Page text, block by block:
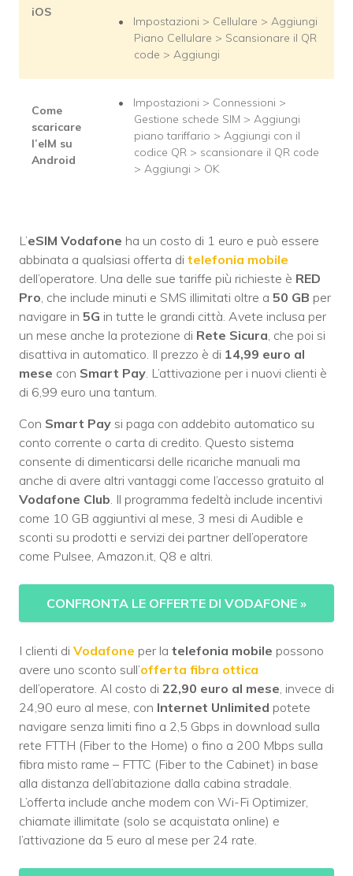
iOS
Impostazioni > Cellulare > Aggiungi
Piano Cellulare > Scansionare il QR
code > Aggiungi
Come
scaricare
l’eIM su
Android
Impostazioni > Connessioni >
Gestione schede SIM > Aggiungi
piano tariffario > Aggiungi con il
codice QR > scansionare il QR code
> Aggiungi > OK
L’eSIM Vodafone ha un costo di 1 euro e può essere
abbinata a qualsiasi offerta di telefonia mobile
dell’operatore. Una delle sue tariffe più richieste è RED
Pro, che include minuti e SMS illimitati oltre a 50 GB per
navigare in 5G in tutte le grandi città. Avete inclusa per
un mese anche la protezione di Rete Sicura, che poi si
disattiva in automatico. Il prezzo è di 14,99 euro al
mese con Smart Pay. L’attivazione per i nuovi clienti è
di 6,99 euro una tantum.
Con Smart Pay si paga con addebito automatico su
conto corrente o carta di credito. Questo sistema
consente di dimenticarsi delle ricariche manuali ma
anche di avere altri vantaggi come l’accesso gratuito al
Vodafone Club. Il programma fedeltà include incentivi
come 10 GB aggiuntivi al mese, 3 mesi di Audible e
sconti su prodotti e servizi dei partner dell’operatore
come Pulsee, Amazon.it, Q8 e altri.
CONFRONTA LE OFFERTE DI VODAFONE »
I clienti di Vodafone per la telefonia mobile possono
avere uno sconto sull’offerta fibra ottica
dell’operatore. Al costo di 22,90 euro al mese, invece di
24,90 euro al mese, con Internet Unlimited potete
navigare senza limiti fino a 2,5 Gbps in download sulla
rete FTTH (Fiber to the Home) o fino a 200 Mbps sulla
fibra misto rame – FTTC (Fiber to the Cabinet) in base
alla distanza dell’abitazione dalla cabina stradale.
L’offerta include anche modem con Wi-Fi Optimizer,
chiamate illimitate (solo se acquistata online) e
l’attivazione da 5 euro al mese per 24 rate.